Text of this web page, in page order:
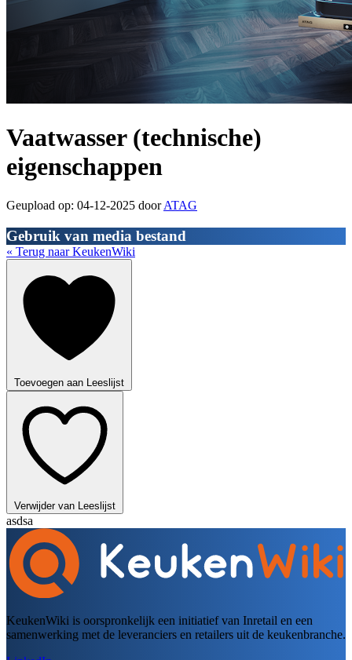
Vaatwasser (technische)
eigenschappen
Geupload op: 04-12-2025 doorATAG
Gebruik van media bestand
« Terug naar KeukenWiki
Toevoegen aan Leeslijst
Verwijder van Leeslijst
asdsa
KeukenWiki is oorspronkelijk een initiatief van Inretail en een
samenwerking met de leveranciers en retailers uit de keukenbranche.